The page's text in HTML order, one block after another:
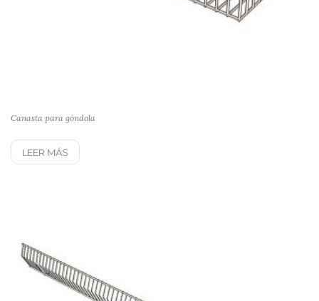
Canasta para góndola
LEER MÁS